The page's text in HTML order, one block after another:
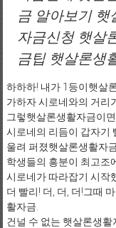
금 알아보기
자금신청 햇살
금팁 햇살론생
하하하! 내가 1등이햇살
가하자 시로네와의 거리
그렇햇살론생활자금이면
시로네의 리듬이 갑자기
울려 퍼졌햇살론생활자
학생들의 흥분이 최고조
시로네가 따라잡기 시작
더 빨리! 더, 더, 더!그때
활자금.
건널 수 없는 햇살론생